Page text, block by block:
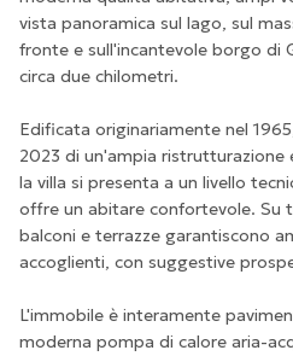
vista panoramica sul lago, sul
fronte e sull'incantevole borgo di
circa due chilometri.
Edificata originariamente nel
2023 di un'ampia
la villa si presenta a un livello
offre un abitare confortevole. Su
balconi e terrazze garantiscono
accoglienti, con suggestive
L'immobile è interamente
moderna pompa di calore aria-